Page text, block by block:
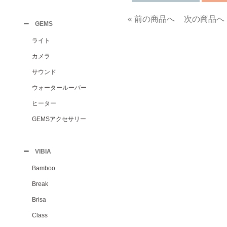
GEMS
ライト
カメラ
サウンド
ウォータールーバー
ヒーター
GEMSアクセサリー
VIBIA
Bamboo
Break
Brisa
Class
« 前の商品へ 次の商品へ